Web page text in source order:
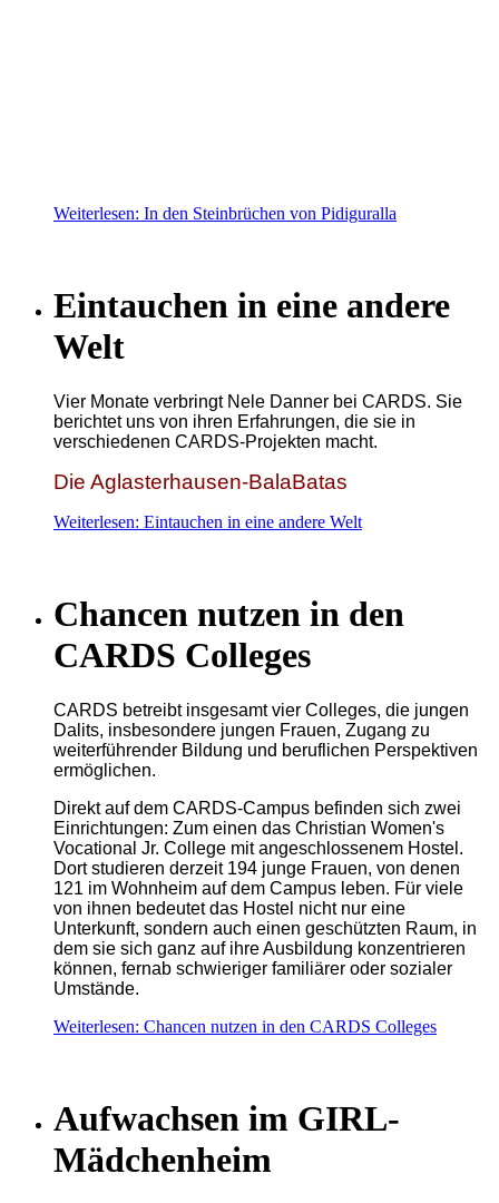
Weiterlesen: In den Steinbrüchen von Pidiguralla
Eintauchen in eine andere
Welt
Vier Monate verbringt Nele Danner bei CARDS. Sie
berichtet uns von ihren Erfahrungen, die sie in
verschiedenen CARDS-Projekten macht.
Die Aglasterhausen-BalaBatas
Weiterlesen: Eintauchen in eine andere Welt
Chancen nutzen in den
CARDS Colleges
CARDS betreibt insgesamt vier Colleges, die jungen
Dalits, insbesondere jungen Frauen, Zugang zu
weiterführender Bildung und beruflichen Perspektiven
ermöglichen.
Direkt auf dem CARDS-Campus befinden sich zwei
Einrichtungen: Zum einen das Christian Women's
Vocational Jr. College mit angeschlossenem Hostel.
Dort studieren derzeit 194 junge Frauen, von denen
121 im Wohnheim auf dem Campus leben. Für viele
von ihnen bedeutet das Hostel nicht nur eine
Unterkunft, sondern auch einen geschützten Raum, in
dem sie sich ganz auf ihre Ausbildung konzentrieren
können, fernab schwieriger familiärer oder sozialer
Umstände.
Weiterlesen: Chancen nutzen in den CARDS Colleges
Aufwachsen im GIRL-
Mädchenheim